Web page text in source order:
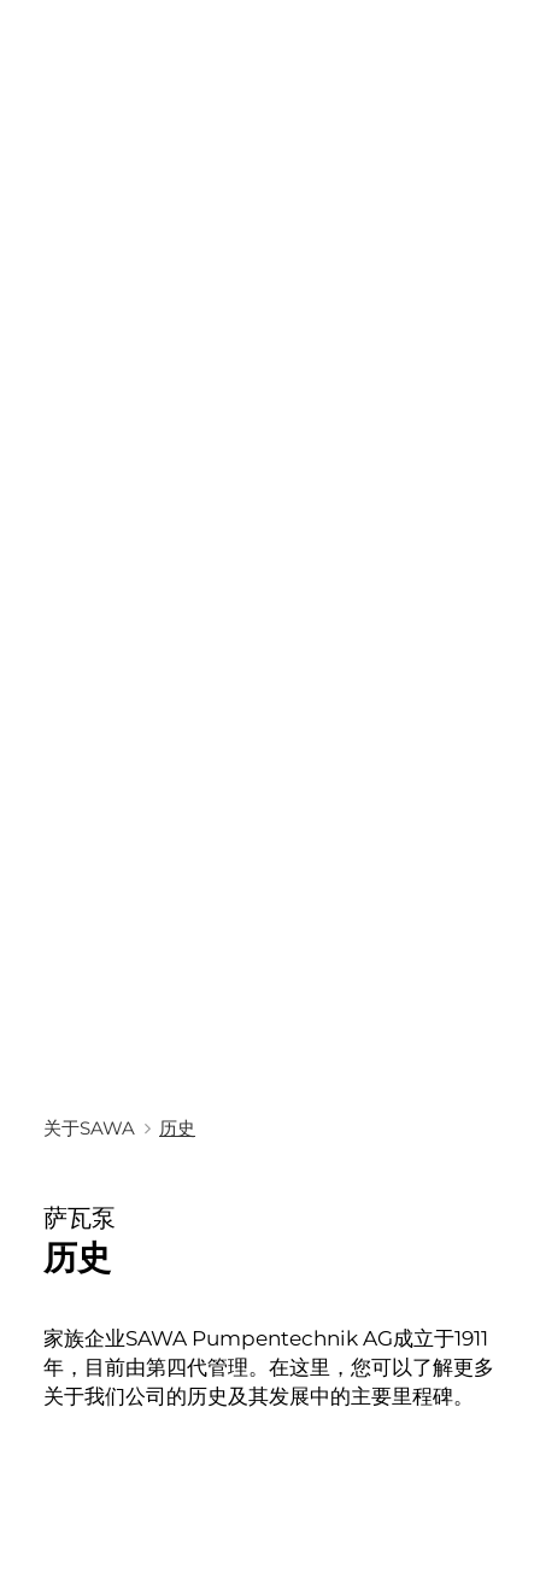
关于SAWA 历史
萨瓦泵
历史
家族企业SAWA Pumpentechnik AG成立于1911
年，目前由第四代管理。在这里，您可以了解更多
关于我们公司的历史及其发展中的主要里程碑。